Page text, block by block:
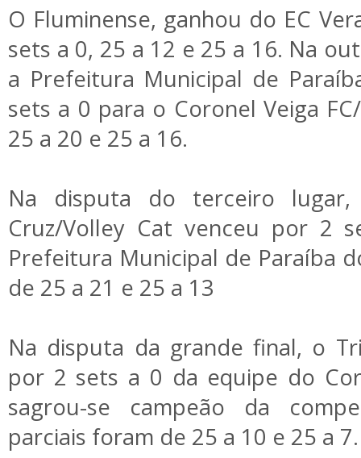
O Fluminense, ganhou do EC
sets a 0, 25 a 12 e 25 a 16. Na
a Prefeitura Municipal de
sets a 0 para o Coronel Veiga
25 a 20 e 25 a 16.
Na disputa do terceiro
Cruz/Volley Cat venceu por 2
Prefeitura Municipal de Paraíba
de 25 a 21 e 25 a 13
Na disputa da grande final, o
por 2 sets a 0 da equipe do
sagrou-se campeão da
parciais foram de 25 a 10 e 25 a